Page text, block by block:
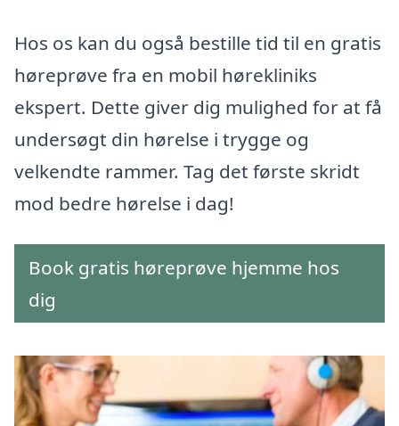
Hos os kan du også bestille tid til en gratis
høreprøve fra en mobil hørekliniks
ekspert. Dette giver dig mulighed for at få
undersøgt din hørelse i trygge og
velkendte rammer. Tag det første skridt
mod bedre hørelse i dag!
Book gratis høreprøve hjemme hos
dig